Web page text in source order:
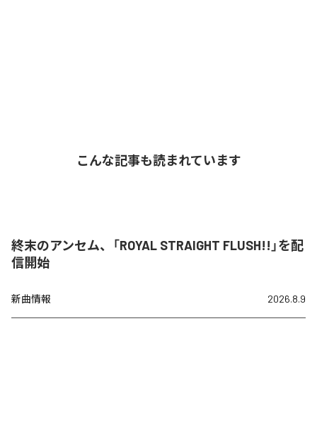
こんな記事も読まれています
終末のアンセム、「ROYAL STRAIGHT FLUSH!!」を配
信開始
新曲情報 2026.8.9